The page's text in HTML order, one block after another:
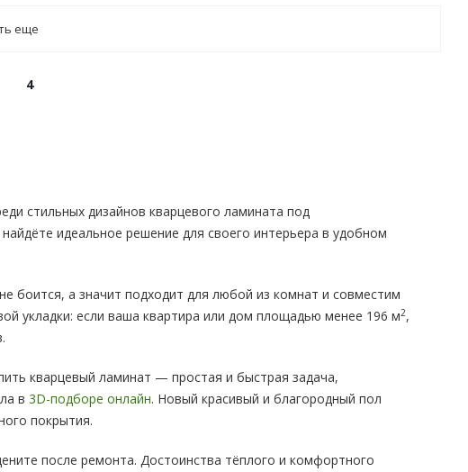
еще
4
стильных дизайнов кварцевого ламината под
идеальное решение для своего интерьера в удобном
боится, а значит подходит для любой из комнат и совместим
укладки: если ваша квартира или дом площадью менее 196 м2,
кварцевый ламинат — простая и быстрая задача,
в 3D-подборе онлайн. Новый красивый и благородный пол
покрытия.
после ремонта. Достоинства тёплого и комфортного